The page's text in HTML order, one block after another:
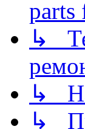
parts
↳
↳
↳